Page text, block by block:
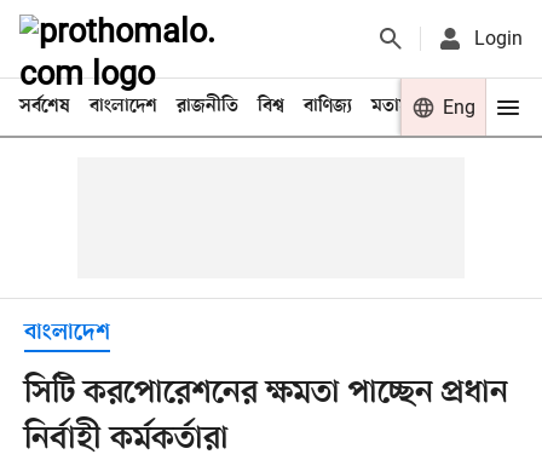
Login
সর্বশেষ বাংলাদেশ রাজনীতি বিশ্ব বাণিজ্য মতামত খেলা
Eng
বাংলাদেশ
সিটি করপোরেশনের ক্ষমতা পাচ্ছেন প্রধান
নির্বাহী কর্মকর্তারা